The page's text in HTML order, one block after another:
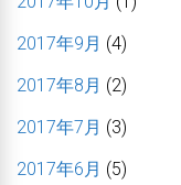
2017年9月 (4)
2017年8月 (2)
2017年7月 (3)
2017年6月 (5)